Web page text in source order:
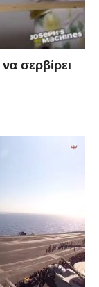
σερβίρει